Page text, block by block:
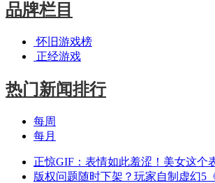
品牌栏目
怀旧游戏榜
正经游戏
热门新闻排行
每周
每月
正惊GIF：表情如此羞涩！美女这个
版权问题随时下架？玩家自制虚幻5